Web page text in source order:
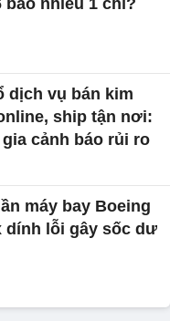
dịch vụ bán kim
ship tận nơi:
cảnh báo rủi ro
máy bay Boeing
dính lỗi gây sốc dư